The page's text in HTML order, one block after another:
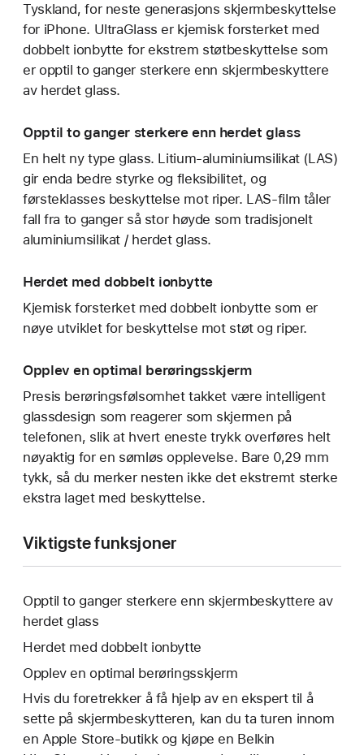
Tyskland, for neste generasjons skjermbeskyttelse
for iPhone. UltraGlass er kjemisk forsterket med
dobbelt ionbytte for ekstrem støtbeskyttelse som
er opptil to ganger sterkere enn skjermbeskyttere
av herdet glass.
Opptil to ganger sterkere enn herdet glass
En helt ny type glass. Litium-aluminiumsilikat (LAS)
gir enda bedre styrke og fleksibilitet, og
førsteklasses beskyttelse mot riper. LAS-film tåler
fall fra to ganger så stor høyde som tradisjonelt
aluminiumsilikat / herdet glass.
Herdet med dobbelt ionbytte
Kjemisk forsterket med dobbelt ionbytte som er
nøye utviklet for beskyttelse mot støt og riper.
Opplev en optimal berøringsskjerm
Presis berøringsfølsomhet takket være intelligent
glassdesign som reagerer som skjermen på
telefonen, slik at hvert eneste trykk overføres helt
nøyaktig for en sømløs opplevelse. Bare 0,29 mm
tykk, så du merker nesten ikke det ekstremt sterke
ekstra laget med beskyttelse.
Viktigste funksjoner
Opptil to ganger sterkere enn skjermbeskyttere av
herdet glass
Herdet med dobbelt ionbytte
Opplev en optimal berøringsskjerm
Hvis du foretrekker å få hjelp av en ekspert til å
sette på skjermbeskytteren, kan du ta turen innom
en Apple Store-butikk og kjøpe en Belkin